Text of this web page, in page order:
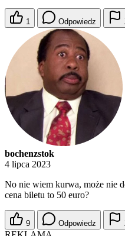
1 Odpowiedz
bochenzstok
4 lipca 2023
No nie wiem kurwa, może nie
cena biletu to 50 euro?
9 Odpowiedz